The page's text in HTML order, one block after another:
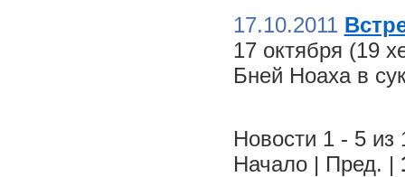
17.10.2011
17 октября (19
Бней Ноаха в
Новости 1 - 5 из
Начало | Пред. |